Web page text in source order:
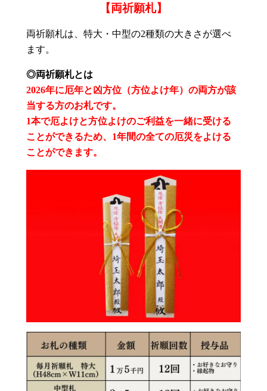
【両祈願札】
両祈願札は、特大・中型の2種類の大きさが選べ
ます。
◎両祈願札とは
2026年に厄年と凶方位（方位よけ年）の両方が該
当する方のお札です。
1本で厄よけと方位よけのご利益を一緒に受ける
ことができるため、1年間の全ての厄災をよける
ことができます。